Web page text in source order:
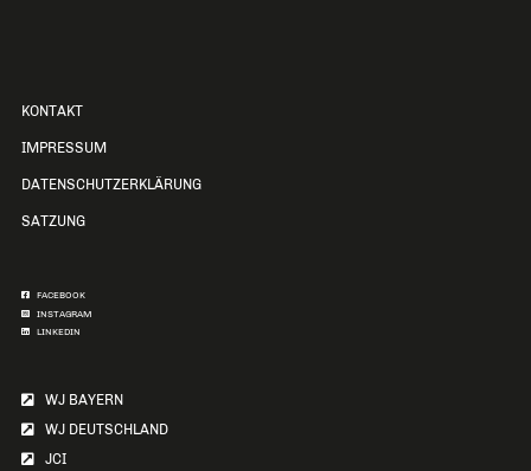
KONTAKT
IMPRESSUM
DATENSCHUTZERKLÄRUNG
SATZUNG
FACEBOOK
INSTAGRAM
LINKEDIN
WJ BAYERN
WJ DEUTSCHLAND
JCI